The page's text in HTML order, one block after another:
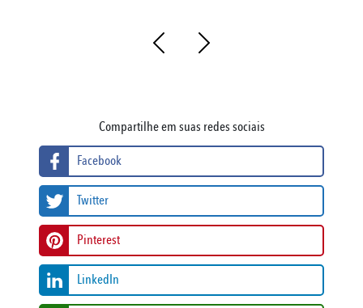
Compartilhe em suas redes sociais
Facebook
Twitter
Pinterest
LinkedIn